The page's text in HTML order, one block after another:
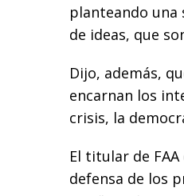
planteando una
de ideas, que
Dijo, además,
encarnan los
crisis, la
El titular de
defensa de los